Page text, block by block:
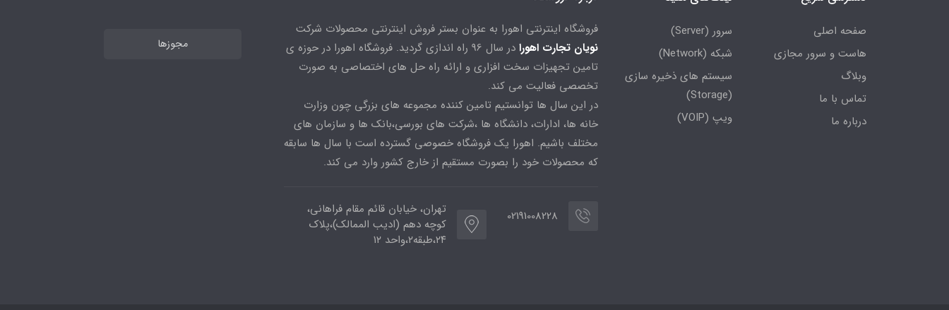
صفحه اصلی
هاست و سرور مجازی
وبلاگ
تماس با ما
درباره ما
سرور (Server)
شبکه (Network)
سیستم های ذخیره سازی
(Storage)
ویپ (VOIP)
فروشگاه اینترنتی اهورا به عنوان بستر فروش اینترنتی محصولات شرکت
نویان تجارت اهورا
در سال 96 راه اندازی گردید. فروشگاه اهورا در حوزه ی
تامین تجهیزات سخت افزاری و ارائه راه حل های اختصاصی به صورت
تخصصی فعالیت می کند.
در این سال ها توانستیم تامین کننده مجموعه های بزرگی چون وزارت
خانه ها، ادارات، دانشگاه ها ،شرکت های بورسی،بانک ها و سازمان های
مختلف باشیم. اهورا یک فروشگاه خصوصی گسترده است با سال ها سابقه
که محصولات خود را بصورت مستقیم از خارج کشور وارد می کند.
02191008228
تهران، خیابان قائم مقام فراهانی،
کوچه دهم (ادیب الممالک)،پلاک
۲۴،طبقه۲،واحد ۱۲
مجوزها